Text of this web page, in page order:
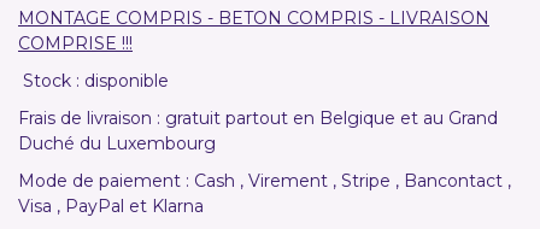
MONTAGE COMPRIS - BETON COMPRIS - LIVRAISON
COMPRISE !!!
Stock : disponible
Frais de livraison : gratuit partout en Belgique et au Grand
Duché du Luxembourg
Mode de paiement : Cash , Virement , Stripe , Bancontact ,
Visa , PayPal et Klarna